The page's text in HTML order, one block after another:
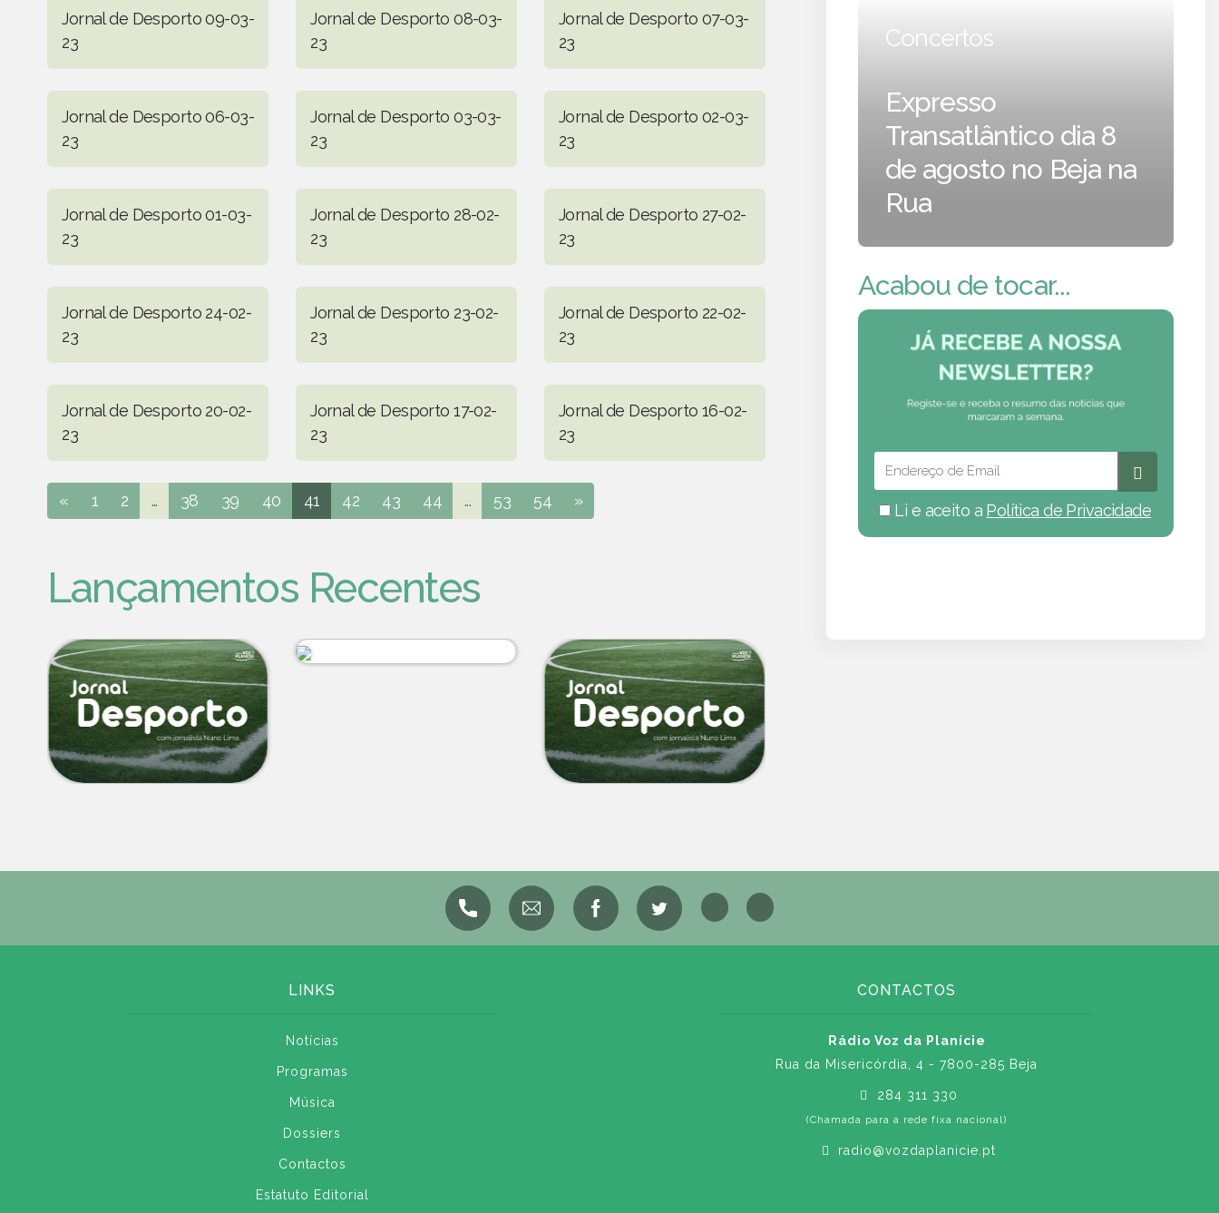
Jornal de Desporto 09-03-
23
Jornal de Desporto 08-03-
23
Jornal de Desporto 07-03-
23
Jornal de Desporto 06-03-
23
Jornal de Desporto 03-03-
23
Jornal de Desporto 02-03-
23
Jornal de Desporto 01-03-
23
Jornal de Desporto 28-02-
23
Jornal de Desporto 27-02-
23
Jornal de Desporto 24-02-
23
Jornal de Desporto 23-02-
23
Jornal de Desporto 22-02-
23
Jornal de Desporto 20-02-
23
Jornal de Desporto 17-02-
23
Jornal de Desporto 16-02-
23
« 1 2 ... 38 39 40 41 42 43 44 ... 53 54 »
Lançamentos Recentes
Concertos
Expresso
Transatlântico dia 8
de agosto no Beja na
Rua
Acabou de tocar...
Li e aceito a Política de Privacidade
LINKS
Notícias
Programas
Música
Dossiers
Contactos
Estatuto Editorial
CONTACTOS
Rádio Voz da Planície
Rua da Misericórdia, 4 - 7800-285 Beja
284 311 330
(Chamada para a rede fixa nacional)
radio@vozdaplanicie.pt